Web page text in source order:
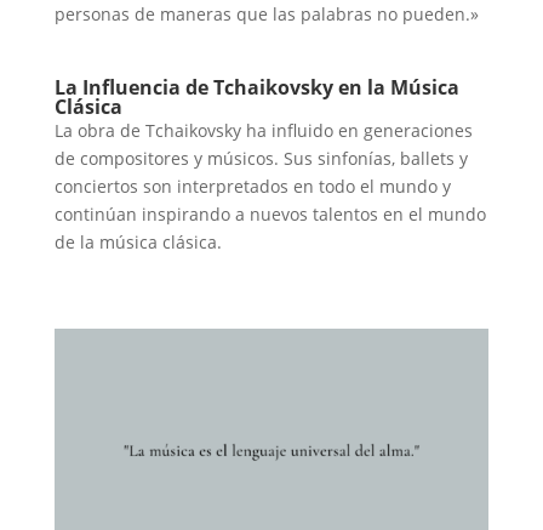
personas de maneras que las palabras no pueden.»
La Influencia de Tchaikovsky en la Música
Clásica
La obra de Tchaikovsky ha influido en generaciones
de compositores y músicos. Sus sinfonías, ballets y
conciertos son interpretados en todo el mundo y
continúan inspirando a nuevos talentos en el mundo
de la música clásica.